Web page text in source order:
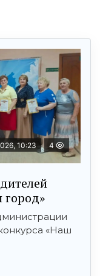
10:23 4
город»
«Наш